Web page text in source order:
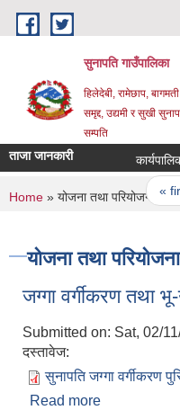
Skip to main content
सुनापति गाउँपालिका
हिलेदेबी, रामेछाप,
समृद्द, उद्यमी र सुखी
सम्पति
ताजा जानकारी
« first
You are here
Home » योजना तथा परियोजना
योजना तथा परियोजना
जग्गा वर्गीकरण तथा
Submitted on: Sat, 02/
दस्तावेज:
सुनापति जग्गा वर्गीकरण
Read more